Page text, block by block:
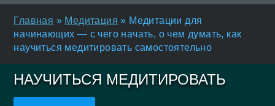
Главная » Медитация » Медитации для
начинающих — с чего начать, о чем думать, как
научиться медитировать самостоятельно
НАУЧИТЬСЯ МЕДИТИРОВАТЬ